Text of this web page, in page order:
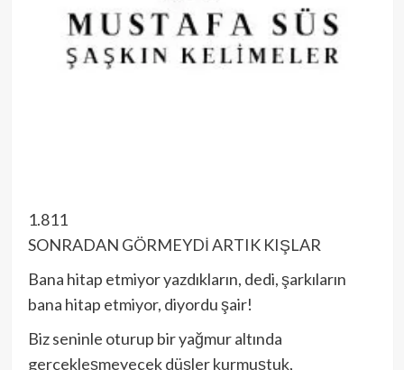
1.811
SONRADAN GÖRMEYDİ ARTIK KIŞLAR
Bana hitap etmiyor yazdıkların, dedi, şarkıların
bana hitap etmiyor, diyordu şair!
Biz seninle oturup bir yağmur altında
gerçekleşmeyecek düşler kurmuştuk,